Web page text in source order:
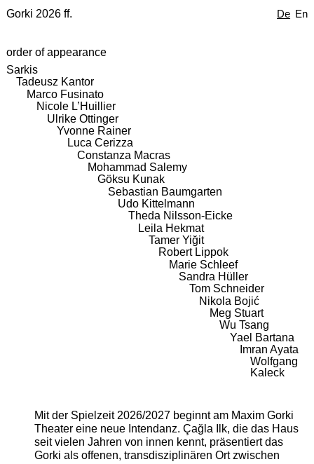
De En
Gorki 2026 ff.
order of appearance
Sarkis
Tadeusz Kantor
Marco Fusinato
Nicole L’Huillier
Ulrike Ottinger
Yvonne Rainer
Luca Cerizza
Constanza Macras
Mohammad Salemy
Göksu Kunak
Sebastian Baumgarten
Udo Kittelmann
Theda Nilsson-Eicke
Leila Hekmat
Tamer Yiğit
Robert Lippok
Marie Schleef
Sandra Hüller
Tom Schneider
Nikola Bojić
Meg Stuart
Wu Tsang
Yael Bartana
Imran Ayata
Wolfgang
Kaleck
Mit der Spielzeit 2026/2027 beginnt am Maxim Gorki
Theater eine neue Intendanz. Çağla Ilk, die das Haus
seit vielen Jahren von innen kennt, präsentiert das
Gorki als offenen, transdisziplinären Ort zwischen